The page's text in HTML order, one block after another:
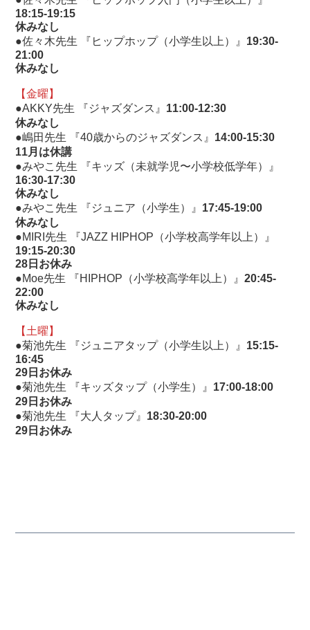
18:15-19:15
休みなし
●佐々木先生 『ヒップホップ（小学生以上）』 19:30-
21:00
休みなし
【金曜】
●AKKY先生 『ジャズダンス』 11:00-12:30
休みなし
●嶋田先生 『40歳からのジャズダンス』 14:00-15:30
11月は休講
●みやこ先生 『キッズ（未就学児〜小学校低学年）』
16:30-17:30
休みなし
●みやこ先生 『ジュニア（小学生）』 17:45-19:00
休みなし
●MIRI先生 『JAZZ HIPHOP（小学校高学年以上）』
19:15-20:30
28日お休み
●Moe先生 『HIPHOP（小学校高学年以上）』20:45-
22:00
休みなし
【土曜】
●菊池先生 『ジュニアタップ（小学生以上）』 15:15-
16:45
29日お休み
●菊池先生 『キッズタップ（小学生）』 17:00-18:00
29日お休み
●菊池先生 『大人タップ』 18:30-20:00
29日お休み